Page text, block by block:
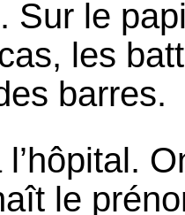
Sur le
les
barres.
le